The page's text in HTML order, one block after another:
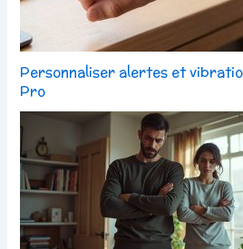
Personnaliser alertes et
Pro